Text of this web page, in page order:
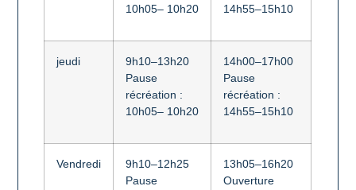
10h05– 10h20
14h55–15h10
jeudi 9h10–13h20
Pause
récréation :
10h05– 10h20
14h00–17h00
Pause
récréation :
14h55–15h10
Vendredi 9h10–12h25
Pause
13h05–16h20
Ouverture